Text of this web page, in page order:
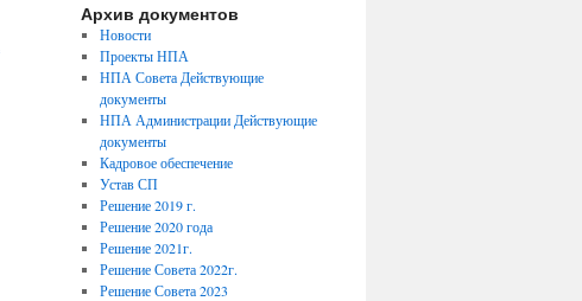
Архив документов
Новости
Проекты НПА
НПА Совета Действующие
документы
НПА Администрации Действующие
документы
Кадровое обеспечение
Устав СП
Решение 2019 г.
Решение 2020 года
Решение 2021г.
Решение Совета 2022г.
Решение Совета 2023